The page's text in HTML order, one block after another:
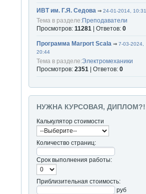
ИВТ им. Г.Я. Седова ⇒24-01-2014, 10:31
Тема в разделе:Преподаватели
Просмотров:11281 | Ответов:0
Программа Marport Scala ⇒7-03-2024,
20:44
Тема в разделе:Электромеханики
Просмотров:2351 | Ответов:0
НУЖНА КУРСОВАЯ, ДИПЛОМ?!
Калькулятор стоимости
Количество страниц:
Срок выполнения работы:
Приблизительная стоимость:
руб